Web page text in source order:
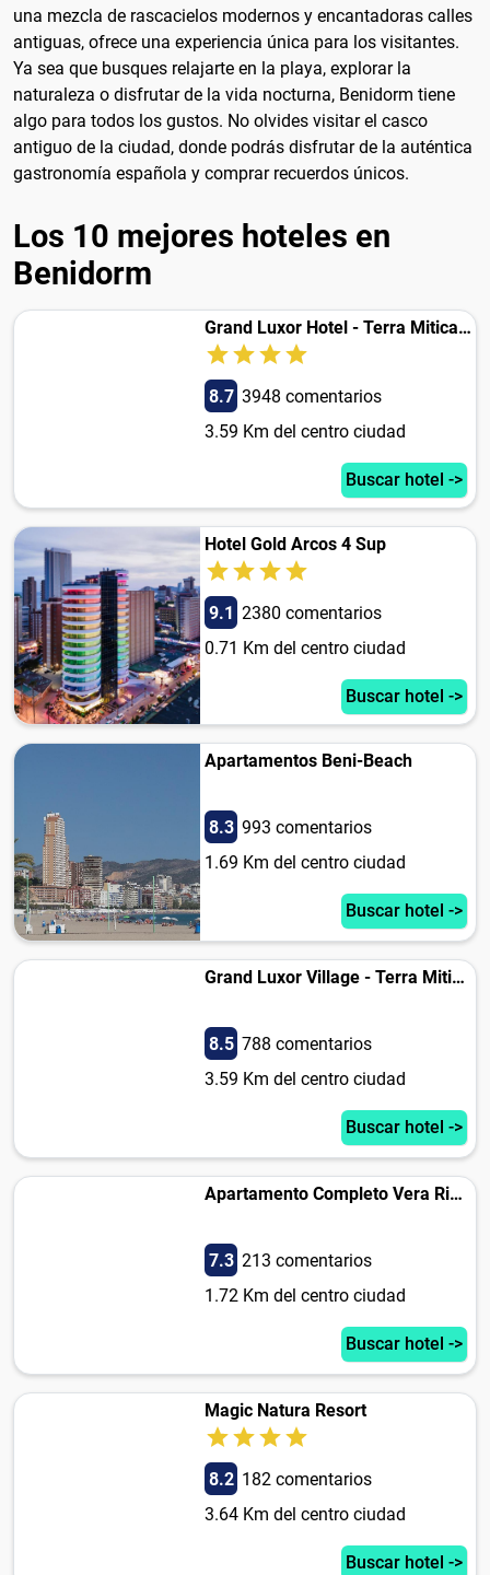
una mezcla de rascacielos modernos y encantadoras calles
antiguas, ofrece una experiencia única para los visitantes.
Ya sea que busques relajarte en la playa, explorar la
naturaleza o disfrutar de la vida nocturna, Benidorm tiene
algo para todos los gustos. No olvides visitar el casco
antiguo de la ciudad, donde podrás disfrutar de la auténtica
gastronomía española y comprar recuerdos únicos.
Los 10 mejores hoteles en
Benidorm
Grand Luxor Hotel - Terra Mitica® Theme Park
8.7 3948 comentarios
3.59 Km del centro ciudad
Buscar hotel ->
Hotel Gold Arcos 4 Sup
9.1 2380 comentarios
0.71 Km del centro ciudad
Buscar hotel ->
Apartamentos Beni-Beach
8.3 993 comentarios
1.69 Km del centro ciudad
Buscar hotel ->
Grand Luxor Village - Terra Mitica Park Included
8.5 788 comentarios
3.59 Km del centro ciudad
Buscar hotel ->
Apartamento Completo Vera Rincon de Loix
7.3 213 comentarios
1.72 Km del centro ciudad
Buscar hotel ->
Magic Natura Resort
8.2 182 comentarios
3.64 Km del centro ciudad
Buscar hotel ->